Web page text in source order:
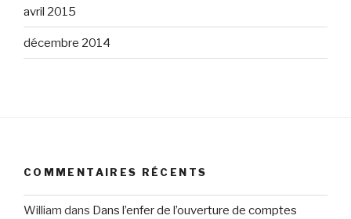
avril 2015
décembre 2014
COMMENTAIRES RÉCENTS
William dans Dans l’enfer de l’ouverture de comptes